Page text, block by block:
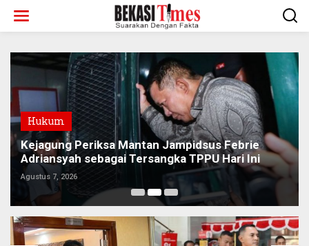
konten
Hukum
Kejagung Periksa Mantan Jampidsus Febrie
Adriansyah sebagai Tersangka TPPU Hari Ini
Agustus 7, 2026